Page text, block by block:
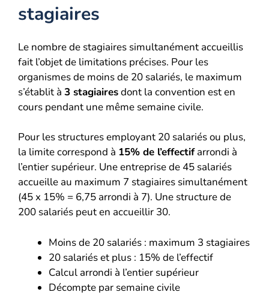
stagiaires
Le nombre de stagiaires simultanément accueillis
fait l’objet de limitations précises. Pour les
organismes de moins de 20 salariés, le maximum
s’établit à 3 stagiairesdont la convention est en
cours pendant une même semaine civile.
Pour les structures employant 20 salariés ou plus,
la limite correspond à 15% de l’effectifarrondi à
l’entier supérieur. Une entreprise de 45 salariés
accueille au maximum 7 stagiaires simultanément
(45 x 15% = 6,75 arrondi à 7). Une structure de
200 salariés peut en accueillir 30.
Moins de 20 salariés : maximum 3 stagiaires
20 salariés et plus : 15% de l’effectif
Calcul arrondi à l’entier supérieur
Décompte par semaine civile